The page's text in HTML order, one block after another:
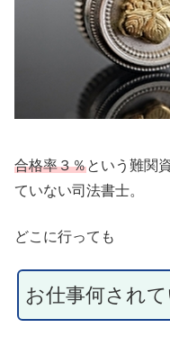
合格率３％という難関
ていない司法書士。
どこに行っても
お仕事何され